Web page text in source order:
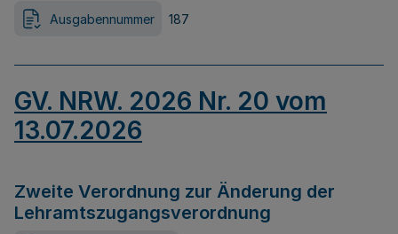
Ausgabennummer 187
GV. NRW. 2026 Nr. 20 vom
13.07.2026
Zweite Verordnung zur Änderung der
Lehramtszugangsverordnung